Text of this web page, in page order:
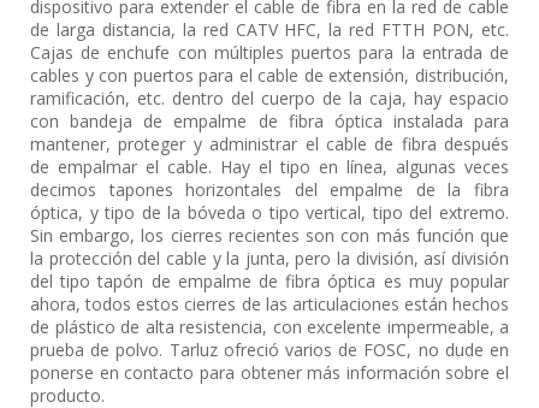
dispositivo para extender el cable de fibra en la red de cable
de larga distancia, la red CATV HFC, la red FTTH PON, etc.
Cajas de enchufe con múltiples puertos para la entrada de
cables y con puertos para el cable de extensión, distribución,
ramificación, etc. dentro del cuerpo de la caja, hay espacio
con bandeja de empalme de fibra óptica instalada para
mantener, proteger y administrar el cable de fibra después
de empalmar el cable. Hay el tipo en línea, algunas veces
decimos tapones horizontales del empalme de la fibra
óptica, y tipo de la bóveda o tipo vertical, tipo del extremo.
Sin embargo, los cierres recientes son con más función que
la protección del cable y la junta, pero la división, así división
del tipo tapón de empalme de fibra óptica es muy popular
ahora, todos estos cierres de las articulaciones están hechos
de plástico de alta resistencia, con excelente impermeable, a
prueba de polvo. Tarluz ofreció varios de FOSC, no dude en
ponerse en contacto para obtener más información sobre el
producto.